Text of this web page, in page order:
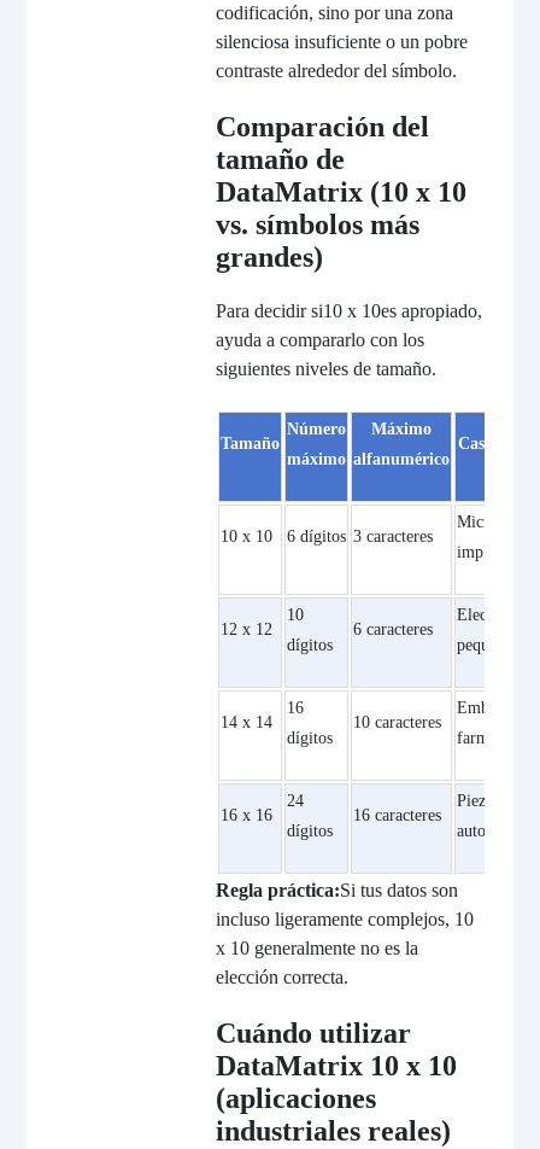
codificación, sino por una zona
silenciosa insuficiente o un pobre
contraste alrededor del símbolo.
Comparación del
tamaño de
DataMatrix (10 x 10
vs. símbolos más
grandes)
Para decidir si10 x 10es apropiado,
ayuda a compararlo con los
siguientes niveles de tamaño.
Tamaño
Número
máximo
Máximo
alfanumérico
Caso de
10 x 10 6 dígitos 3 caracteres
implantes
12 x 12
10
dígitos
6 caracteres
Electrónica
pequeña
14 x 14
16
dígitos
10 caracteres
Embalaje
16 x 16
24
dígitos
16 caracteres
Piezas para
automóviles
Regla práctica:Si tus datos son
incluso ligeramente complejos, 10
x 10 generalmente no es la
elección correcta.
Cuándo utilizar
DataMatrix 10 x 10
(aplicaciones
industriales reales)